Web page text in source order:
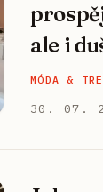
ale i
MÓDA &
30. 07.